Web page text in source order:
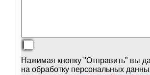
Нажимая кнопку "Отправить" вы
на обработку персональных